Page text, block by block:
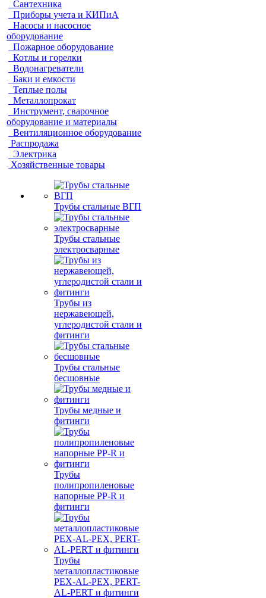
Сантехника
Приборы учета и КИПиА
Насосы и насосное
оборудование
Пожарное оборудование
Котлы и горелки
Водонагреватели
Баки и емкости
Теплые полы
Металлопрокат
Инструмент, сварочное
оборудование и материалы
Вентиляционное оборудование
Распродажа
Электрика
Хозяйственные товары
Трубы стальные ВГП
Трубы стальные
электросварные
Трубы из
нержавеющей,
углеродистой стали и
фитинги
Трубы стальные
бесшовные
Трубы медные и
фитинги
Трубы
полипропиленовые
напорные PP-R и
фитинги
Трубы
металлопластиковые
PEX-AL-PEX, PERT-
AL-PERT и фитинги